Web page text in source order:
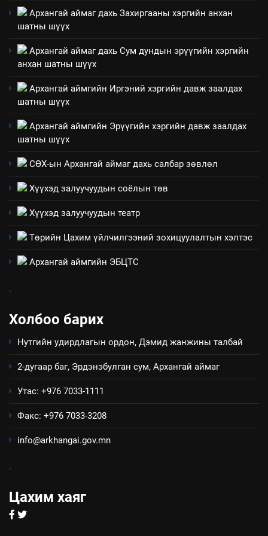
Архангай аймаг дахь салбар
ажиллагааны жилийн
5
“Шинэтгэлээр түүчээлсэн
хэмжээний төлөвлөгөө
Санхүүгийн тайланд хийсэн
ИЛ ТОД БАЙДАЛ
Үйл ажиллагаандаа мөрдөж
байгаа хууль тогтоомж
үйлдвэрлэл, үйлчилгээ,
ашиглаж байгаа техник,
нөлөөллийн талаарх
Архангай аймаг дахь Захиргааны хэргийн анхан
шатны шүүх
Архангай аймаг дахь Сум дундын эрүүгийн хэргийн
анхан шатны шүүх
Архангай аймгийн Иргэний хэргийн давж заалдах
шатны шүүх
Архангай аймгийн Эрүүгийн хэргийн давж заалдах
шатны шүүх
СӨХ-ын Архангай аймаг дахь салбар зөвлөл
Хүүхэд залуучуудын соёлын төв
Хүүхэд залуучуудын театр
Төрийн Цахим үйлчилгээний зохицуулалтын хэлтэс
Архангай аймгийн ЭБЦТС
.
Холбоо барих
Нутгийн удирдлагын ордон, Дэмид жанжины талбай
2-дугаар баг, Эрдэнэбулган сум, Архангай аймаг
Утас: +976 7033-1111
Факс: +976 7033-3208
info@arkhangai.gov.mn
.
Цахим хаяг